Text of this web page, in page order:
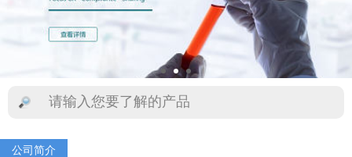
公司简介